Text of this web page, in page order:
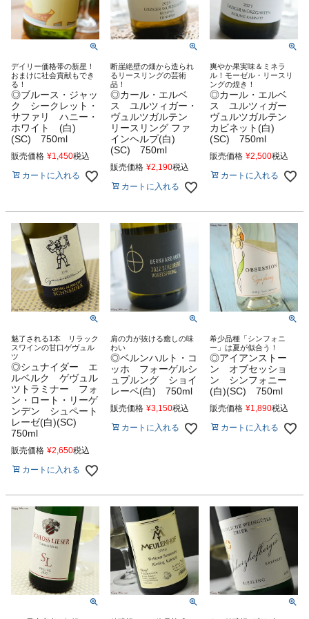
デイリー価格帯の新星！
おまけに社会貢献もでき
る！
◎ブルース・ジャッ
ク シークレット・
サファリ ハニー・
ホワイト (白)
(SC) 750ml
販売価格 ¥1,450税込
カートに入れる
断崖絶壁の畑から造られ
るリースリングの芸術
品！
◎カール・エルベ
ス ユルツィガー・
ヴュルツガルテン
リースリング ファ
インヘルプ(白)
(SC) 750ml
販売価格 ¥2,190税込
カートに入れる
爽やか果実味＆ミネラ
ル！モーゼル・リースリ
ングの煌き！
◎カール・エルベ
ス ユルツィガー
ヴュルツガルテン
カビネット(白)
(SC) 750ml
販売価格 ¥2,500税込
カートに入れる
魅了される1本 リラック
スワインの甘口ゲヴュル
ツ
◎シュナイダー エ
ルベルク ゲヴュル
ツトラミナー フォ
ン・ロート・リーゲ
ンデン シュペート
レーゼ(白)(SC)
750ml
販売価格 ¥2,650税込
カートに入れる
肩の力が抜ける癒しの味
わい
◎ベルンハルト・コ
ッホ フォーゲルシ
ュプルング ショイ
レーベ(白) 750ml
販売価格 ¥3,150税込
カートに入れる
希少品種「シンフォニ
ー」は夏が似合う！
◎アイアンストー
ン オブセッショ
ン シンフォニー
(白)(SC) 750ml
販売価格 ¥1,890税込
カートに入れる